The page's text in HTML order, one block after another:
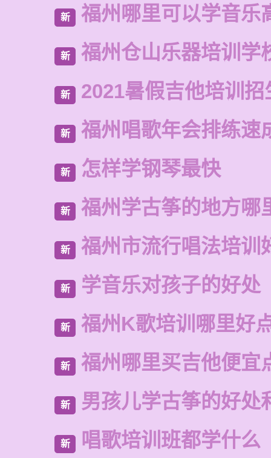
新 福州哪里可以学音乐
新 福州仓山乐器培训学
新 2021暑假吉他培训招
新 福州唱歌年会排练速
新 怎样学钢琴最快
新 福州学古筝的地方哪
新 福州市流行唱法培训
新 学音乐对孩子的好处
新 福州K歌培训哪里好
新 福州哪里买吉他便宜
新 男孩儿学古筝的好处
新 唱歌培训班都学什么